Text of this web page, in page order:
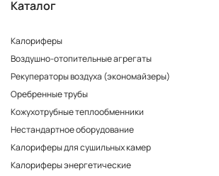
Каталог
Калориферы
Воздушно-отопительные агрегаты
Рекуператоры воздуха (экономайзеры)
Оребренные трубы
Кожухотрубные теплообменники
Нестандартное оборудование
Калориферы для сушильных камер
Калориферы энергетические